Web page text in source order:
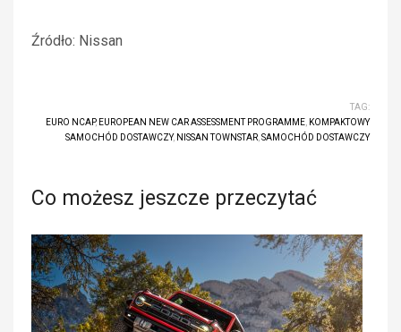
Źródło: Nissan
TAG:
EURO NCAP, EUROPEAN NEW CAR ASSESSMENT PROGRAMME KOMPAKTOWY
SAMOCHÓD DOSTAWCZY, NISSAN TOWNSTAR SAMOCHÓD DOSTAWCZY
Co możesz jeszcze przeczytać